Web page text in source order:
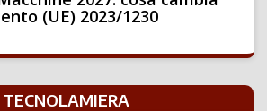
(UE) 2023/1230
TECNOLAMIERA